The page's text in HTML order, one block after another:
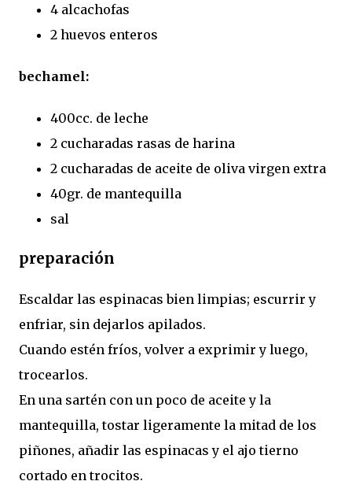
4 alcachofas
2 huevos enteros
bechamel:
400cc. de leche
2 cucharadas rasas de harina
2 cucharadas de aceite de oliva virgen extra
40gr. de mantequilla
sal
preparación
Escaldar las espinacas bien limpias; escurrir y
enfriar, sin dejarlos apilados.
Cuando estén fríos, volver a exprimir y luego,
trocearlos.
En una sartén con un poco de aceite y la
mantequilla, tostar ligeramente la mitad de los
piñones, añadir las espinacas y el ajo tierno
cortado en trocitos.